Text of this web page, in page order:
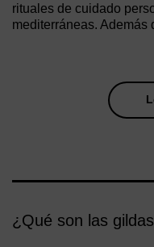
rituales de cuidado
mediterráneas. Además
¿Qué son las